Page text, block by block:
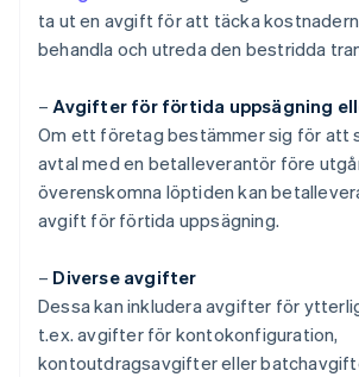
ta ut en avgift för att täcka
behandla och utreda den bestridda
–Avgifter för förtida uppsägning
Om ett företag bestämmer sig för att
avtal med en betalleverantör före
överenskomna löptiden kan
avgift för förtida uppsägning.
– Diverse avgifter
Dessa kan inkludera avgifter för
t.ex. avgifter för kontokonfiguration,
kontoutdragsavgifter eller